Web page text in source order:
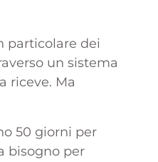
particolare dei
un sistema
riceve. Ma
50 giorni per
bisogno per